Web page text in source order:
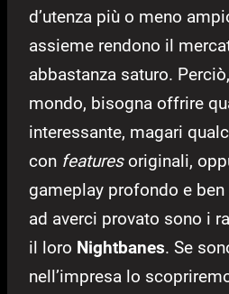
d’utenza più o meno
assieme rendono il
abbastanza saturo.
mondo, bisogna offrire
interessante, magari
con featuresoriginali,
gameplay profondo e
ad averci provato sono i
il loro Nightbanes. Se
nell’impresa lo